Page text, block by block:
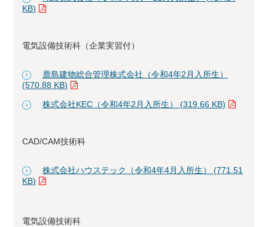
KB)
電気設備技術科（企業実習付）
鹿島建物総合管理株式会社（令和4年2月入所生）
(570.88 KB)
株式会社KEC（令和4年2月入所生） (319.66 KB)
CAD/CAM技術科
株式会社ハウステック（令和4年4月入所生） (771.51
KB)
電気設備技術科